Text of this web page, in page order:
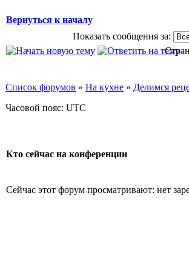
Вернуться к началу
Показать сообщения за:
Список форумов » На кухне » Делимся
Часовой пояс: UTC
Кто сейчас на конференции
Сейчас этот форум просматривают: нет